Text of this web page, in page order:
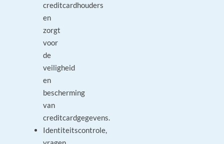
creditcardhouders
en
zorgt
voor
de
veiligheid
en
bescherming
van
creditcardgegevens.
Identiteitscontrole,